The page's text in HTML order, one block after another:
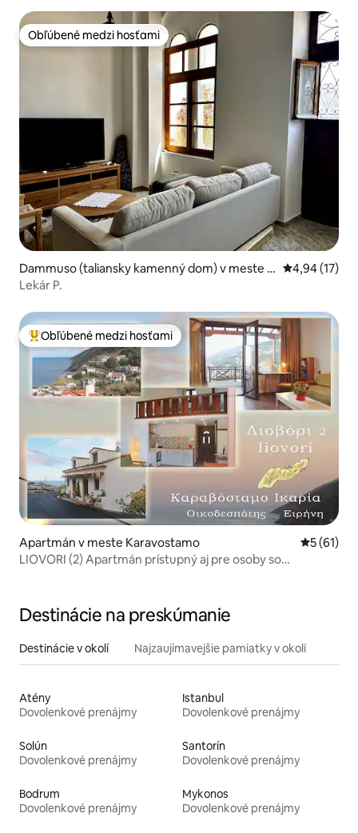
Obľúbené medzi hosťami
Obľúbené medzi hosťami
Dammuso (taliansky kamenný dom) v meste Ic
aria
Priemerné
4,94 (17)
Lekár P.
Najobľúbenejšie medzi hosťami
Obľúbené medzi hosťami
Apartmán v meste Karavostamo
5 (61)
LIOVORI (2) Apartmán prístupný aj pre osoby so
Destinácie na preskúmanie
Destinácie v okolí Najzaujímavejšie pamiatky v okolí
Atény
Dovolenkové prenájmy
Istanbul
Dovolenkové prenájmy
Solún
Dovolenkové prenájmy
Santorín
Dovolenkové prenájmy
Bodrum
Dovolenkové prenájmy
Mykonos
Dovolenkové prenájmy